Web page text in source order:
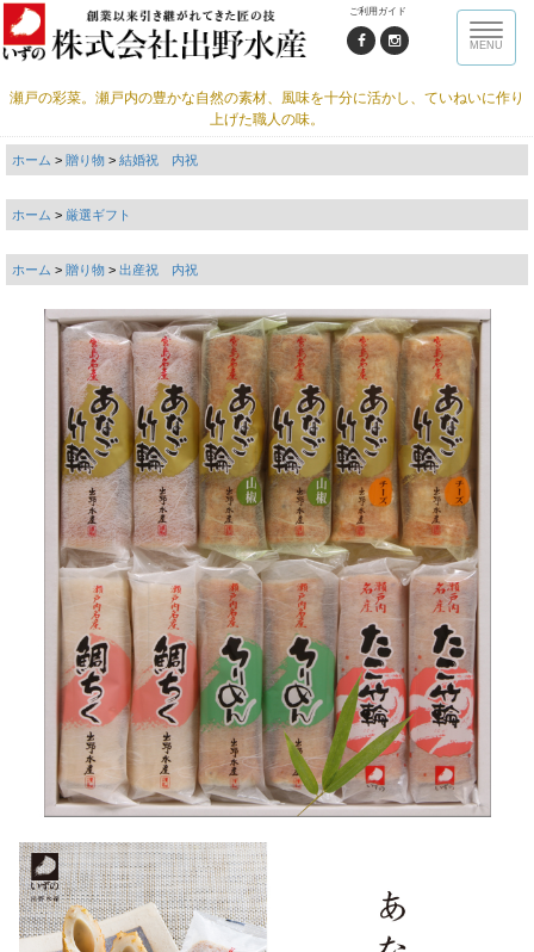
ご利用ガイド
Toggle
MENU
瀬戸の彩菜。瀬戸内の豊かな自然の素材、風味を十分に活かし、ていねいに作り
上げた職人の味。
ホーム > 贈り物 > 結婚祝 内祝
ホーム > 厳選ギフト
ホーム > 贈り物 > 出産祝 内祝